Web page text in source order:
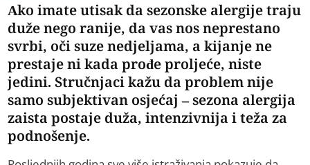
Ako imate utisak da sezonske alergije traju
duže nego ranije, da vas nos neprestano
svrbi, oči suze nedjeljama, a kijanje ne
prestaje ni kada prođe proljeće, niste
jedini. Stručnjaci kažu da problem nije
samo subjektivan osjećaj – sezona alergija
zaista postaje duža, intenzivnija i teža za
podnošenje.